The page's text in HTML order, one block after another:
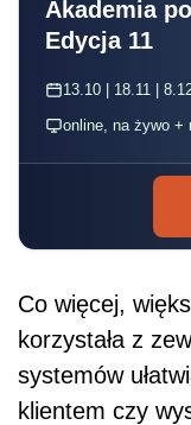
Akademia
Edycja 11
13.10 | 18.11 |
online, na żywo +
Co więcej,
korzystała z
systemów
klientem czy